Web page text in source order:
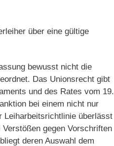
über eine gültige
bewusst nicht die
Das Unionsrecht gibt
und des Rates vom 19.
bei einem nicht nur
Leiharbeitsrichtlinie überlässt
gegen Vorschriften
deren Auswahl dem